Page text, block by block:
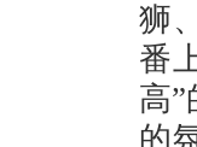
狮
番
高
的